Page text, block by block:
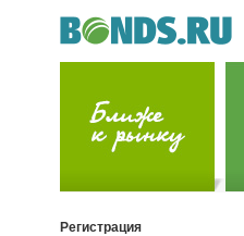
Регистрация